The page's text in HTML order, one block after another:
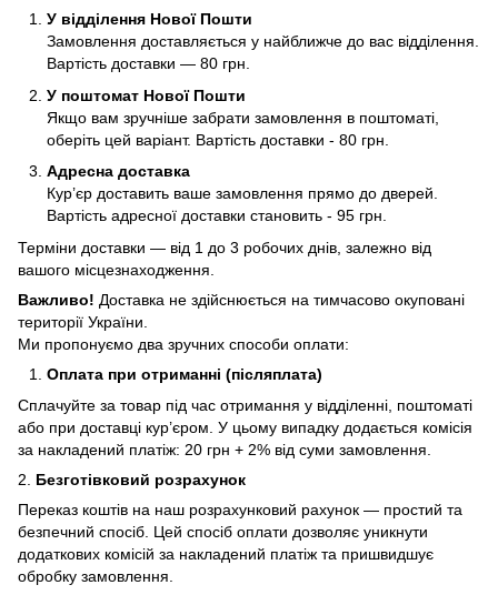
У відділення Нової Пошти
Замовлення доставляється у найближче до вас відділення.
Вартість доставки — 80 грн.
У поштомат Нової Пошти
Якщо вам зручніше забрати замовлення в поштоматі,
оберіть цей варіант. Вартість доставки - 80 грн.
Адресна доставка
Кур’єр доставить ваше замовлення прямо до дверей.
Вартість адресної доставки становить - 95 грн.
Терміни доставки — від 1 до 3 робочих днів, залежно від
вашого місцезнаходження.
Важливо! Доставка не здійснюється на тимчасово окуповані
території України.
Ми пропонуємо два зручних способи оплати:
Оплата при отриманні (післяплата)
Сплачуйте за товар під час отримання у відділенні, поштоматі
або при доставці кур’єром. У цьому випадку додається комісія
за накладений платіж: 20 грн + 2% від суми замовлення.
2. Безготівковий розрахунок
Переказ коштів на наш розрахунковий рахунок — простий та
безпечний спосіб. Цей спосіб оплати дозволяє уникнути
додаткових комісій за накладений платіж та пришвидшує
обробку замовлення.